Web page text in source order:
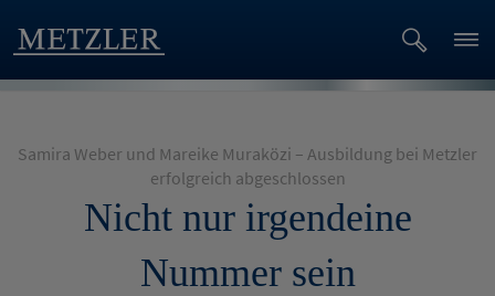
Samira Weber und Mareike Muraközi – Ausbildung bei Metzler
erfolgreich abgeschlossen
Nicht nur irgendeine
Nummer sein